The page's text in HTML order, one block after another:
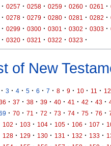
· 0257 · 0258 · 0259 · 0260 · 0261 ·
· 0278 · 0279 · 0280 · 0281 · 0282 ·
· 0299 · 0300 · 0301 · 0302 · 0303 ·
· 0320 · 0321 · 0322 · 0323 ·
of New
· 3 · 4 · 5 · 6 · 7 · 8 · 9 · 10 · 11 · 12
· 37 · 38 · 39 · 40 · 41 · 42 · 43 ·
· 70 · 71 · 72 · 73 · 74 · 75 · 76 ·
102 · 103 · 104 · 105 · 106 · 107 ·
128 · 129 · 130 · 131 · 132 · 133 ·